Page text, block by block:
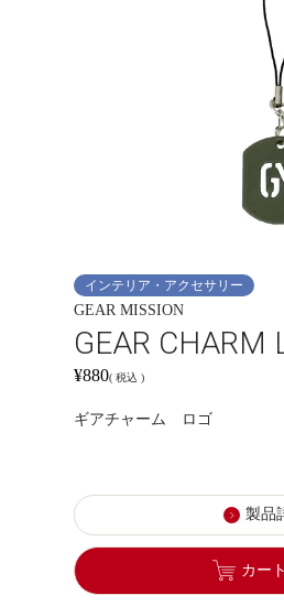
インテリア・アクセサリー
GEAR MISSION
GEAR CHARM
¥880 税込
ギアチャーム ロゴ
製品
カー